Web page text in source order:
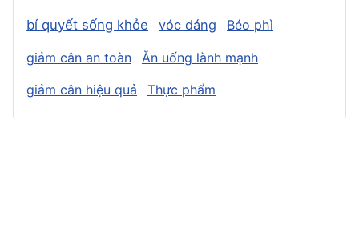
bí quyết sống khỏe vóc dáng Béo phì
giảm cân an toàn
Ăn uống lành mạnh
giảm cân hiệu quả
Thực phẩm